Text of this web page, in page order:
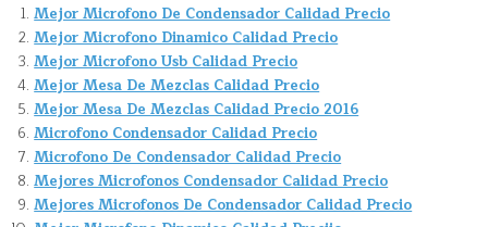
Mejor Microfono De Condensador Calidad Precio
Mejor Microfono Dinamico Calidad Precio
Mejor Microfono Usb Calidad Precio
Mejor Mesa De Mezclas Calidad Precio
Mejor Mesa De Mezclas Calidad Precio 2016
Microfono Condensador Calidad Precio
Microfono De Condensador Calidad Precio
Mejores Microfonos Condensador Calidad Precio
Mejores Microfonos De Condensador Calidad Precio